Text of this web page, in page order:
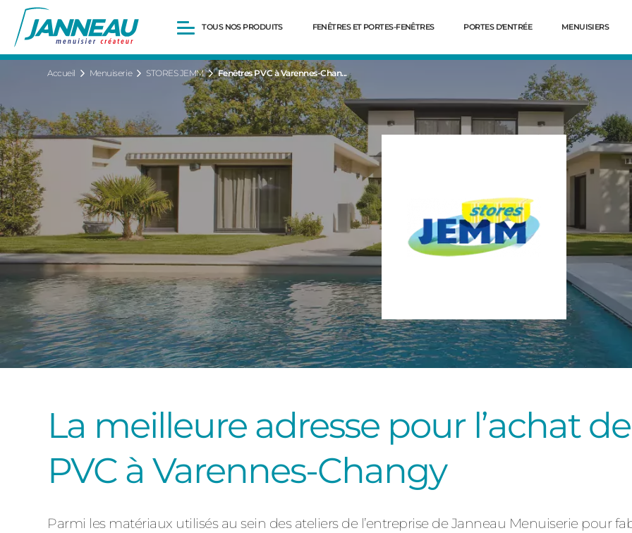
TOUS NOS PRODUITS
Portes d’entrée
Volets roulants
Portails et portillons
Carports
Clôtures
FENÊTRES ET PORTES-FENÊTRES PORTES D'ENTRÉE MENUISIERS
Accueil Menuiserie STORES JEMM Fenêtres PVC à Varennes-Chan...
La meilleure adresse pour l’achat
PVC à Varennes-Changy
Parmi les matériaux utilisés au sein des ateliers de l’entreprise de Janneau Menuiserie pour